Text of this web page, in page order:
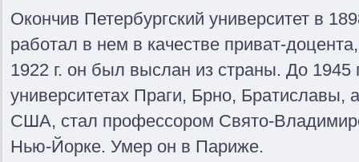
Окончив Петербургский университет в
работал в нем в качестве приват-
1922 г. он был выслан из страны. До 1945
университетах Праги, Брно, Братиславы,
США, стал профессором Свято-
Нью-Йорке. Умер он в Париже.